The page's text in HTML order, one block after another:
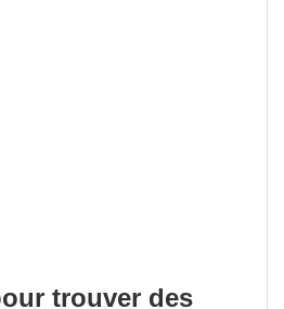
trouver des